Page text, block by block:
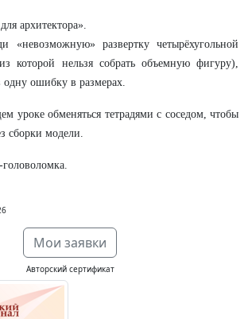
архитектора».
«невозможную» развертку четырёхугольной
которой нельзя собрать объемную фигуру),
одну ошибку в размерах.
уроке обменяться тетрадями с соседом, чтобы
сборки модели.
Мои заявки
Авторский сертификат